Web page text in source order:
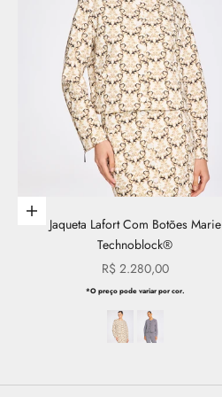
Escolher opções
Jaqueta Lafort Com Botões Marie
Technoblock®
Preço promocional
R$ 2.280,00
*O preço pode variar por cor.